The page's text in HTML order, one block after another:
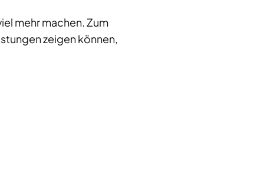
mehr machen. Zum
zeigen können,